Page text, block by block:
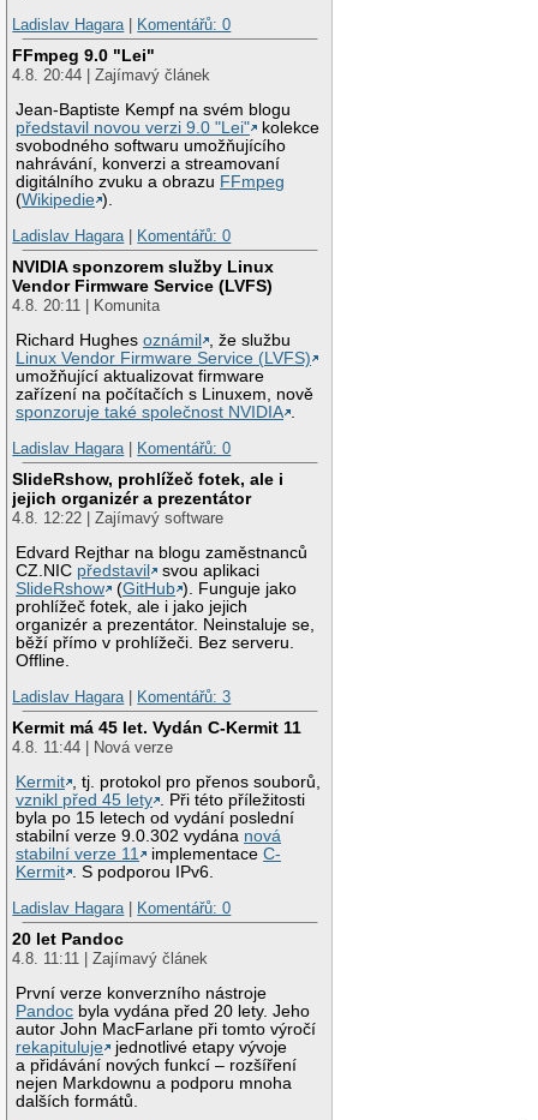
Ladislav Hagara
Komentářů: 0
FFmpeg 9.0 "Lei"
4.8. 20:44 | Zajímavý článek
Jean-Baptiste Kempf na svém blogu
představil novou verzi 9.0 "Lei"
kolekce
svobodného softwaru umožňujícího
nahrávání, konverzi a streamovaní
digitálního zvuku a obrazu FFmpeg
(Wikipedie ).
Ladislav Hagara
Komentářů: 0
NVIDIA sponzorem služby Linux
Vendor Firmware Service (LVFS)
4.8. 20:11 | Komunita
Richard Hughesoznámil
, že službu
Linux Vendor Firmware Service (LVFS)
umožňující aktualizovat firmware
zařízení na počítačích s Linuxem, nově
sponzoruje také společnost NVIDIA .
Ladislav Hagara | Komentářů: 0
SlideRshow, prohlížeč fotek, ale i
jejich organizér a prezentátor
4.8. 12:22 | Zajímavý software
Edvard Rejthar na blogu zaměstnanců
CZ.NIC představil
svou aplikaci
SlideRshow
(GitHub ). Funguje jako
prohlížeč fotek, ale i jako jejich
organizér a prezentátor. Neinstaluje se,
běží přímo v prohlížeči. Bez serveru.
Offline.
Ladislav Hagara | Komentářů: 3
Kermit má 45 let. Vydán C-Kermit 11
4.8. 11:44 | Nová verze
Kermit , tj. protokol pro přenos souborů,
vznikl před 45 lety . Při této příležitosti
byla po 15 letech od vydání poslední
stabilní verze 9.0.302 vydána nová
stabilní verze 11
implementaceC-
Kermit . S podporou IPv6.
Ladislav Hagara | Komentářů: 0
20 let Pandoc
4.8. 11:11 | Zajímavý článek
První verze konverzního nástroje
Pandoc byla vydána před 20 lety. Jeho
autor John MacFarlane při tomto výročí
rekapituluje
jednotlivé etapy vývoje
a přidávání nových funkcí – rozšíření
nejen Markdownu a podporu mnoha
dalších formátů.